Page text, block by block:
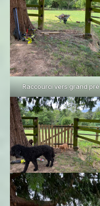
Raccourci vers grand pré